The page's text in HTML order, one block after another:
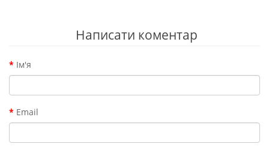
Написати коментар
Ім'я
Email